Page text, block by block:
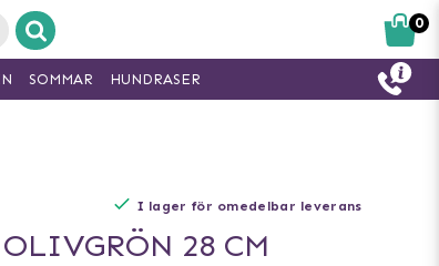
I lager för omedelbar leverans
28 CM
0
SOMMAR HUNDRASER